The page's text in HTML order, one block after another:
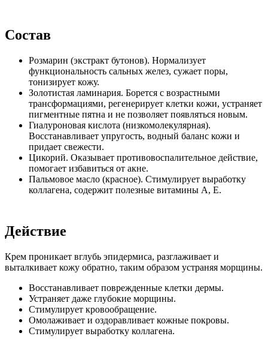
Состав
Розмарин (экстракт бутонов). Нормализует
функциональность сальных желез, сужает поры,
тонизирует кожу.
Золотистая ламинария. Борется с возрастными
трансформациями, регенерирует клетки кожи, устраняет
пигментные пятна и не позволяет появляться новым.
Гиалуроновая кислота (низкомолекулярная).
Восстанавливает упругость, водный баланс кожи и
придает свежести.
Цикорий. Оказывает противовоспалительное действие,
помогает избавиться от акне.
Пальмовое масло (красное). Стимулирует выработку
коллагена, содержит полезные витамины А, Е.
Действие
Крем проникает вглубь эпидермиса, разглаживает и
выталкивает кожу обратно, таким образом устраняя морщины.
Восстанавливает поврежденные клетки дермы.
Устраняет даже глубокие морщины.
Стимулирует кровообращение.
Омолаживает и оздоравливает кожные покровы.
Стимулирует выработку коллагена.